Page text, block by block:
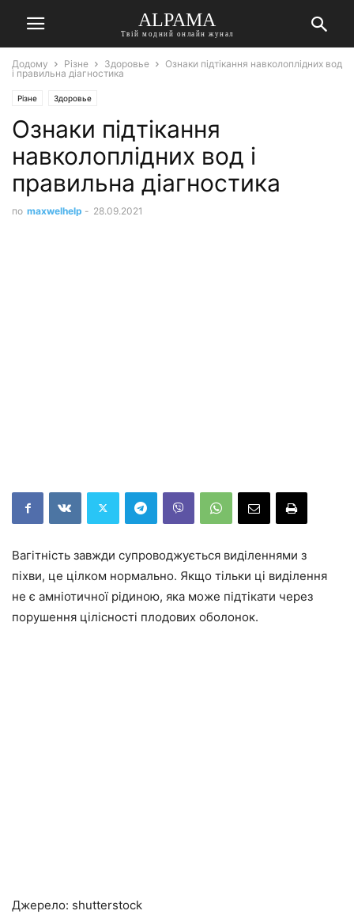
ALPAMA
Твій модний онлайн жунал
Додому Різне Здоровье
Ознаки підтікання навколоплідних вод
і правильна діагностика
Різне Здоровье
Ознаки підтікання
навколоплідних вод і
правильна діагностика
по maxwelhelp - 28.09.2021
Вагітність завжди супроводжується виділеннями з
піхви, це цілком нормально. Якщо тільки ці виділення
не є амніотичної рідиною, яка може підтікати через
порушення цілісності плодових оболонок.
Джерело: shutterstock